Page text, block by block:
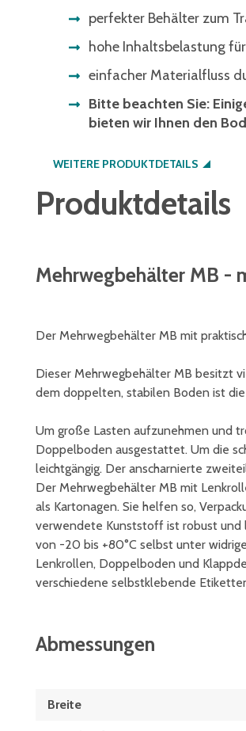
perfekter Behälter zum
hohe Inhaltsbelastung
einfacher Materialfluss
Bitte beachten Sie:
bieten wir Ihnen den
WEITERE PRODUKTDETAILS
Produktdetails
Mehrwegbehälter MB -
Der Mehrwegbehälter MB mit
Dieser Mehrwegbehälter MB besitzt
dem doppelten, stabilen Boden ist
Um große Lasten aufzunehmen und
Doppelboden ausgestattet. Um die
leichtgängig. Der anscharnierte
Der Mehrwegbehälter MB mit
als Kartonagen. Sie helfen so,
verwendete Kunststoff ist robust und
von -20 bis +80°C selbst unter
Lenkrollen, Doppelboden und
verschiedene selbstklebende
Abmessungen
Breite